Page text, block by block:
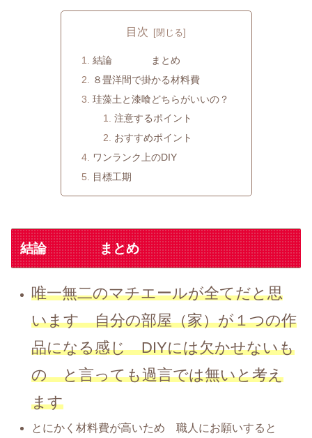
目次
結論 まとめ
８畳洋間で掛かる材料費
珪藻土と漆喰どちらがいいの？
注意するポイント
おすすめポイント
ワンランク上のDIY
目標工期
結論 まとめ
唯一無二のマチエールが全てだと思
います 自分の部屋（家）が１つの作
品になる感じ DIYには欠かせないも
の と言っても過言では無いと考え
ます
とにかく材料費が高いため 職人にお願いすると